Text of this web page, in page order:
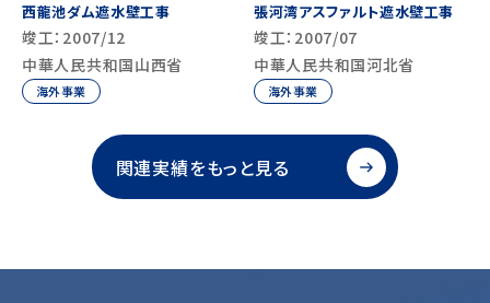
西龍池ダム遮水壁工事
竣工：2007/12
中華人民共和国山西省
海外事業
張河湾アスファルト遮水壁工事
竣工：2007/07
中華人民共和国河北省
海外事業
関連実績をもっと見る